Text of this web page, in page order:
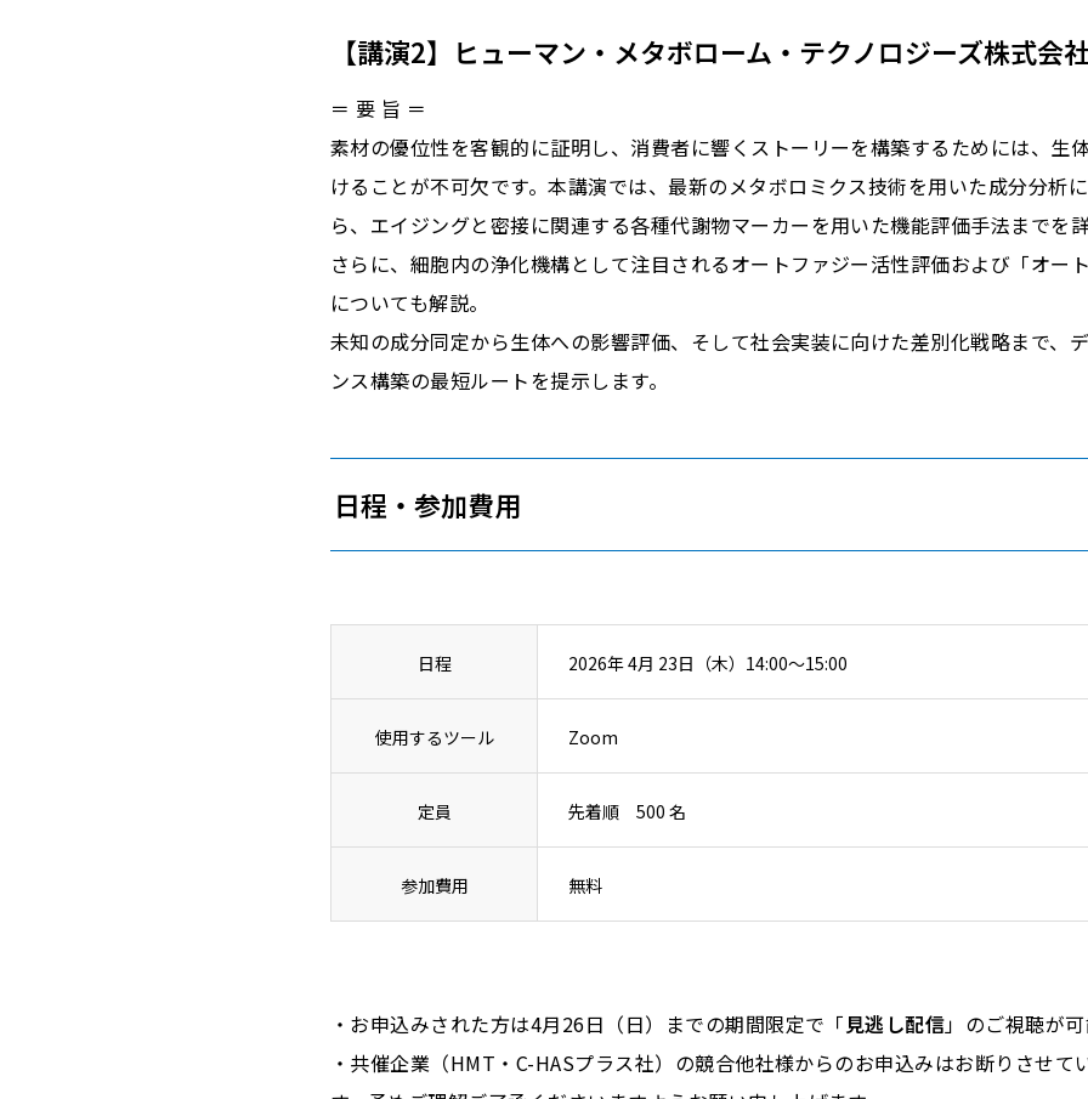
【講演2】ヒューマン・メタボローム・テクノロジーズ株式会
＝ 要 旨 ＝
素材の優位性を客観的に証明し、消費者に響くストーリーを構築するためには、生
けることが不可欠です。本講演では、最新のメタボロミクス技術を用いた成分分析
ら、エイジングと密接に関連する各種代謝物マーカーを用いた機能評価手法までを詳
さらに、細胞内の浄化機構として注目されるオートファジー活性評価および「オー
についても解説。
未知の成分同定から生体への影響評価、そして社会実装に向けた差別化戦略まで、
ンス構築の最短ルートを提示します。
日程・参加費用
日程 2026年 4月 23日（木）14:00～15:00
使用するツール Zoom
定員 先着順 500 名
参加費用 無料
・お申込みされた方は4月26日（日）までの期間限定で「 見逃し配信」のご視聴が可
・共催企業（HMT・C-HASプラス社）の競合他社様からのお申込みはお断りさせて